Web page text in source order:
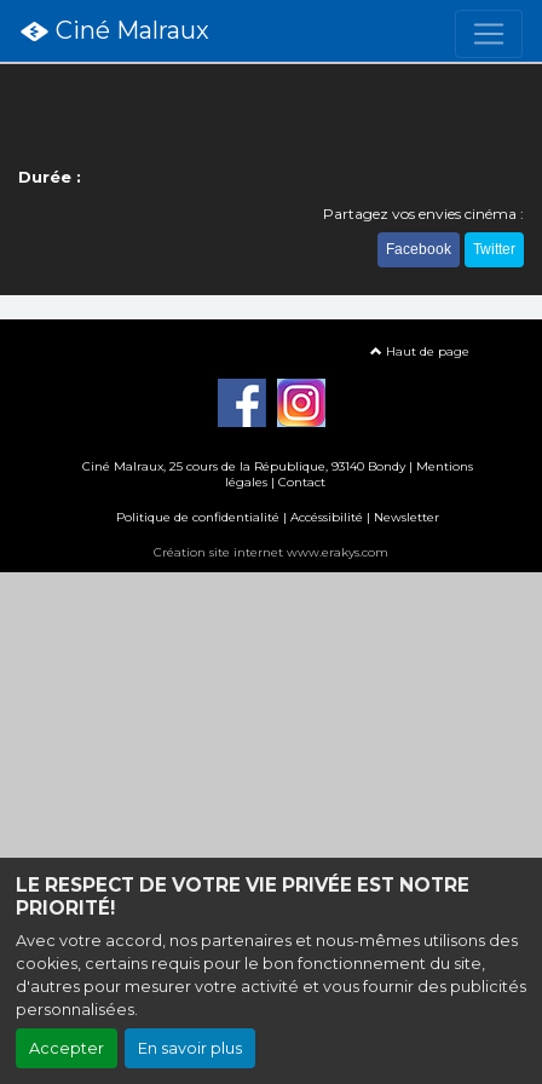
LE RESPECT DE VOTRE VIE PRIVÉE EST NOTRE
PRIORITÉ!
Avec votre accord, nos partenaires et nous-mêmes utilisons des
cookies, certains requis pour le bon fonctionnement du site,
d'autres pour mesurer votre activité et vous fournir des publicités
personnalisées.
Accepter En savoir plus
Ciné Malraux
Durée :
Partagez vos envies cinéma :
Facebook Twitter
Haut de page
Ciné Malraux, 25 cours de la République, 93140 Bondy | Mentions
légales | Contact
Politique de confidentialité | Accéssibilité | Newsletter
Création site internet www.erakys.com